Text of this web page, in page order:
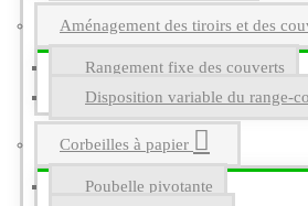
Aménagement des tiroirs et des
Rangement fixe des couverts
Disposition variable du range-
Corbeilles à papier
Poubelle pivotante